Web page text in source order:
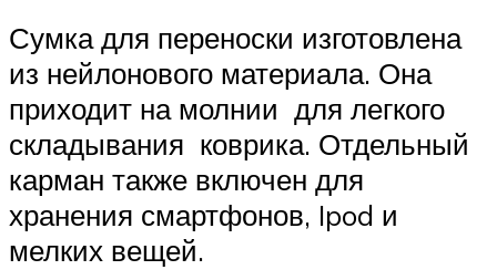
Сумка для переноски изготовлена
из нейлонового материала. Она
приходит на молнии для легкого
складывания коврика. Отдельный
карман также включен для
хранения смартфонов, Ipod и
мелких вещей.